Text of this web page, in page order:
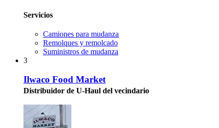
Servicios
Camiones para mudanza
Remolques y remolcado
Suministros de mudanza
3
Ilwaco Food Market
Distribuidor de U-Haul del vecindario